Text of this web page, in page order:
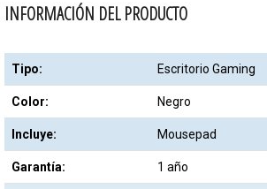
INFORMACIÓN DEL PRODUCTO
Tipo: Escritorio Gaming
Color: Negro
Incluye: Mousepad
Garantía: 1 año